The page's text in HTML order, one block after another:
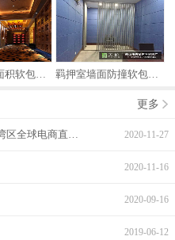
羁押室墙面防撞软包案例 家庭影院吸音
更多
天阶声学带领你回顾佛山智造“首届大湾区全球电商直采节” 2020-11-27
2020-11-16
2020-09-16
2019-06-12